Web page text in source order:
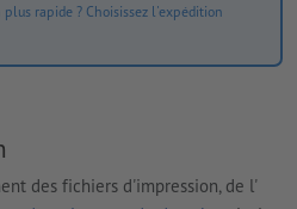
rapide ? Choisissez l'expédition
des fichiers d'impression, de l'